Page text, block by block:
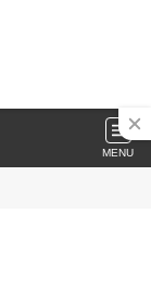
MENU